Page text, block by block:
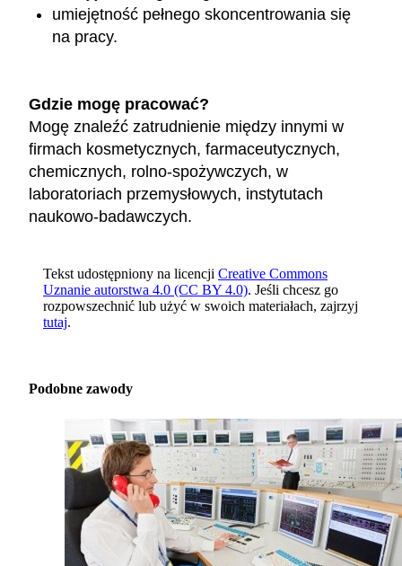
umiejętność pełnego skoncentrowania się
na pracy.
Gdzie mogę pracować?
Mogę znaleźć zatrudnienie między innymi w
firmach kosmetycznych, farmaceutycznych,
chemicznych, rolno-spożywczych, w
laboratoriach przemysłowych, instytutach
naukowo-badawczych.
Tekst udostępniony na licencji Creative Commons
Uznanie autorstwa 4.0 (CC BY 4.0). Jeśli chcesz go
rozpowszechnić lub użyć w swoich materiałach, zajrzyj
tutaj.
Podobne zawody